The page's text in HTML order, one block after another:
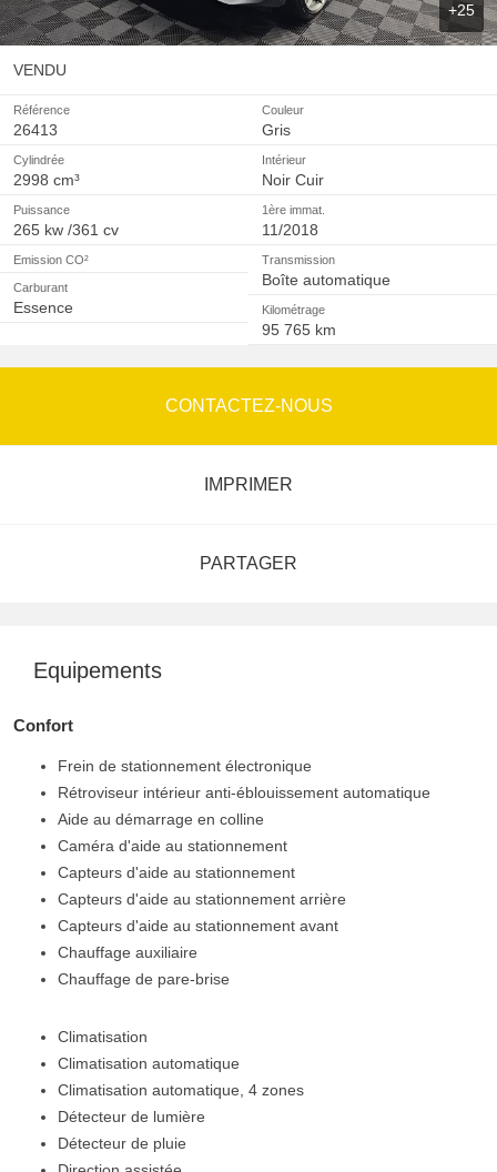
+25
VENDU
Référence
26413
Cylindrée
2998 cm³
Puissance
265 kw /361 cv
Emission CO²
Carburant
Essence
Couleur
Gris
Intérieur
Noir Cuir
1ère immat.
11/2018
Transmission
Boîte automatique
Kilométrage
95 765 km
CONTACTEZ-NOUS
IMPRIMER
PARTAGER
Equipements
Confort
Frein de stationnement électronique
Rétroviseur intérieur anti-éblouissement automatique
Aide au démarrage en colline
Caméra d'aide au stationnement
Capteurs d'aide au stationnement
Capteurs d'aide au stationnement arrière
Capteurs d'aide au stationnement avant
Chauffage auxiliaire
Chauffage de pare-brise
Climatisation
Climatisation automatique
Climatisation automatique, 4 zones
Détecteur de lumière
Détecteur de pluie